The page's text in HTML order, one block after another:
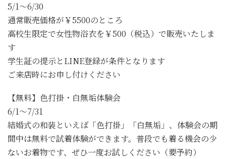
5/1～6/30
通常販売価格が￥5500のところ
高校生限定で女性物浴衣を￥500（税込）で販売いたしま
す
学生証の提示とLINE登録が条件となります
ご来店時にお申し付けください
【無料】色打掛・白無垢体験会
6/1～7/31
結婚式の和装といえば「色打掛」「白無垢」、体験会の期
間中は無料で試着体験ができます。普段でも着る機会の少
ないお着物です、ぜひ一度お試しください（要予約）